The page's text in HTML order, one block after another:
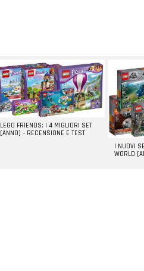
LEGO FRIENDS: I 4 MIGLIORI SET
[ANNO] – RECENSIONE E TEST
I NUOVI
WORLD